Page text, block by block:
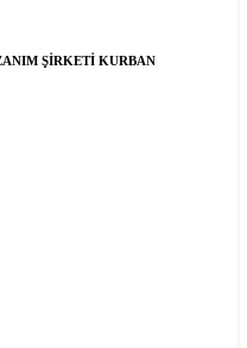
ŞİRKETİ KURBAN